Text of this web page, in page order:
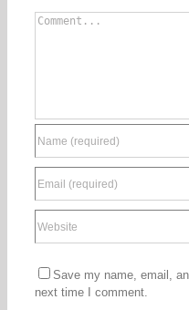
Comment
Save my name, email,
next time I comment.